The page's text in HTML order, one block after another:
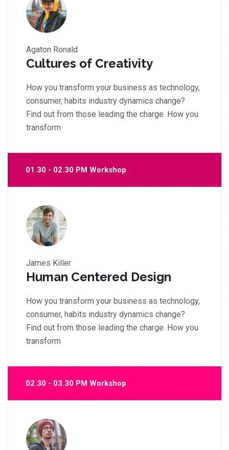
Agaton Ronald
Cultures of Creativity
How you transform your business as technology,
consumer, habits industry dynamics change?
Find out from those leading the charge. How you
transform
01.30 - 02.30 PM Workshop
James Killer
Human Centered Design
How you transform your business as technology,
consumer, habits industry dynamics change?
Find out from those leading the charge. How you
transform
02.30 - 03.30 PM Workshop